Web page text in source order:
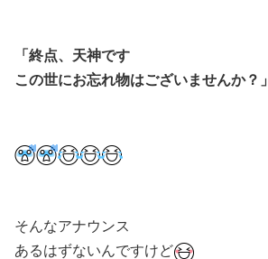
「終点、天神です
この世にお忘れ物はございませんか？」
そんなアナウンス
あるはずないんですけど